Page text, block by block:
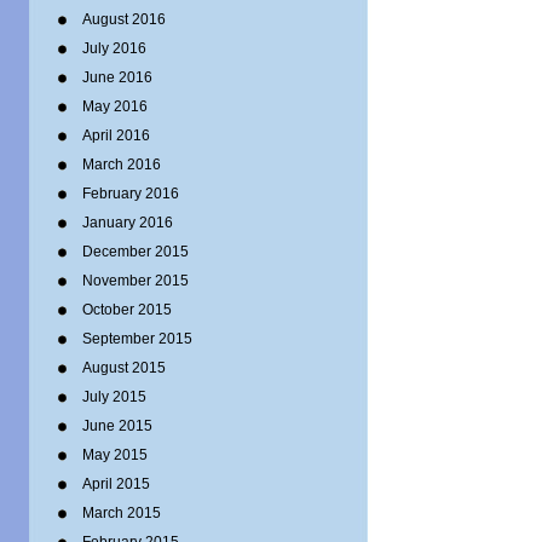
August 2016
July 2016
June 2016
May 2016
April 2016
March 2016
February 2016
January 2016
December 2015
November 2015
October 2015
September 2015
August 2015
July 2015
June 2015
May 2015
April 2015
March 2015